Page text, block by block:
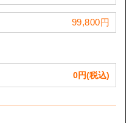
99,800円
0円(税込)